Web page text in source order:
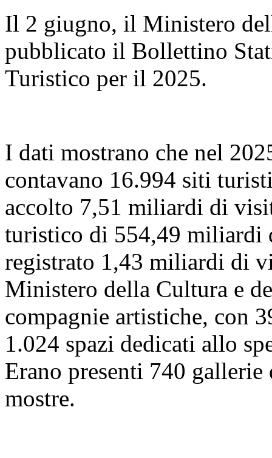
Il 2 giugno, il Ministero
pubblicato il Bollettino
Turistico per il 2025.
I dati mostrano che nel
contavano 16.994 siti
accolto 7,51 miliardi di
turistico di 554,49 miliardi
registrato 1,43 miliardi di
Ministero della Cultura e
compagnie artistiche, con
1.024 spazi dedicati allo
Erano presenti 740
mostre.